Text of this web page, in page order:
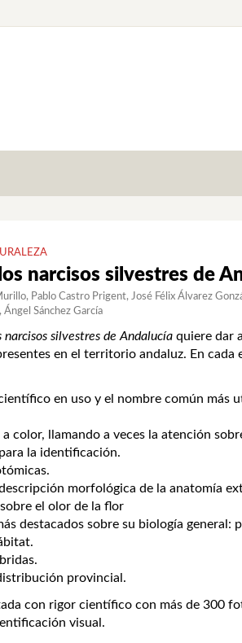
narcisos silvestres de
Pablo Castro Prigent José Félix Álvarez
Ángel Sánchez García
narcisos silvestres de Andalucía quiere dar
en el territorio andaluz. En cada
en uso y el nombre común más
color, llamando a veces la atención
la identificación.
morfológica de la anatomía
el olor de la flor
destacados sobre su biología general:
provincial.
con rigor científico con más de 300
visual.